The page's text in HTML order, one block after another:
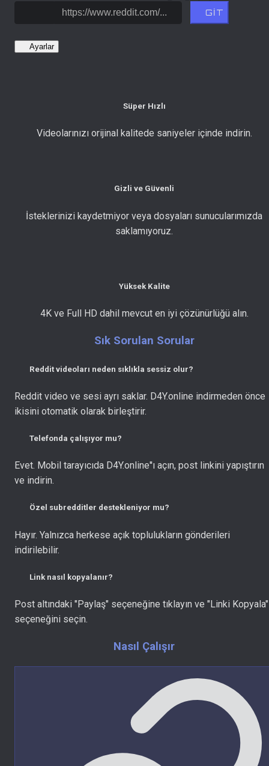
GİT
Ayarlar
Süper Hızlı
Videolarınızı orijinal kalitede saniyeler içinde indirin.
Gizli ve Güvenli
İsteklerinizi kaydetmiyor veya dosyaları sunucularımızda
saklamıyoruz.
Yüksek Kalite
4K ve Full HD dahil mevcut en iyi çözünürlüğü alın.
Sık Sorulan Sorular
Reddit videoları neden sıklıkla sessiz olur?
Reddit video ve sesi ayrı saklar. D4Y.online indirmeden önce
ikisini otomatik olarak birleştirir.
Telefonda çalışıyor mu?
Evet. Mobil tarayıcıda D4Y.online''ı açın, post linkini yapıştırın
ve indirin.
Özel subredditler destekleniyor mu?
Hayır. Yalnızca herkese açık toplulukların gönderileri
indirilebilir.
Link nasıl kopyalanır?
Post altındaki "Paylaş" seçeneğine tıklayın ve "Linki Kopyala"
seçeneğini seçin.
Nasıl Çalışır